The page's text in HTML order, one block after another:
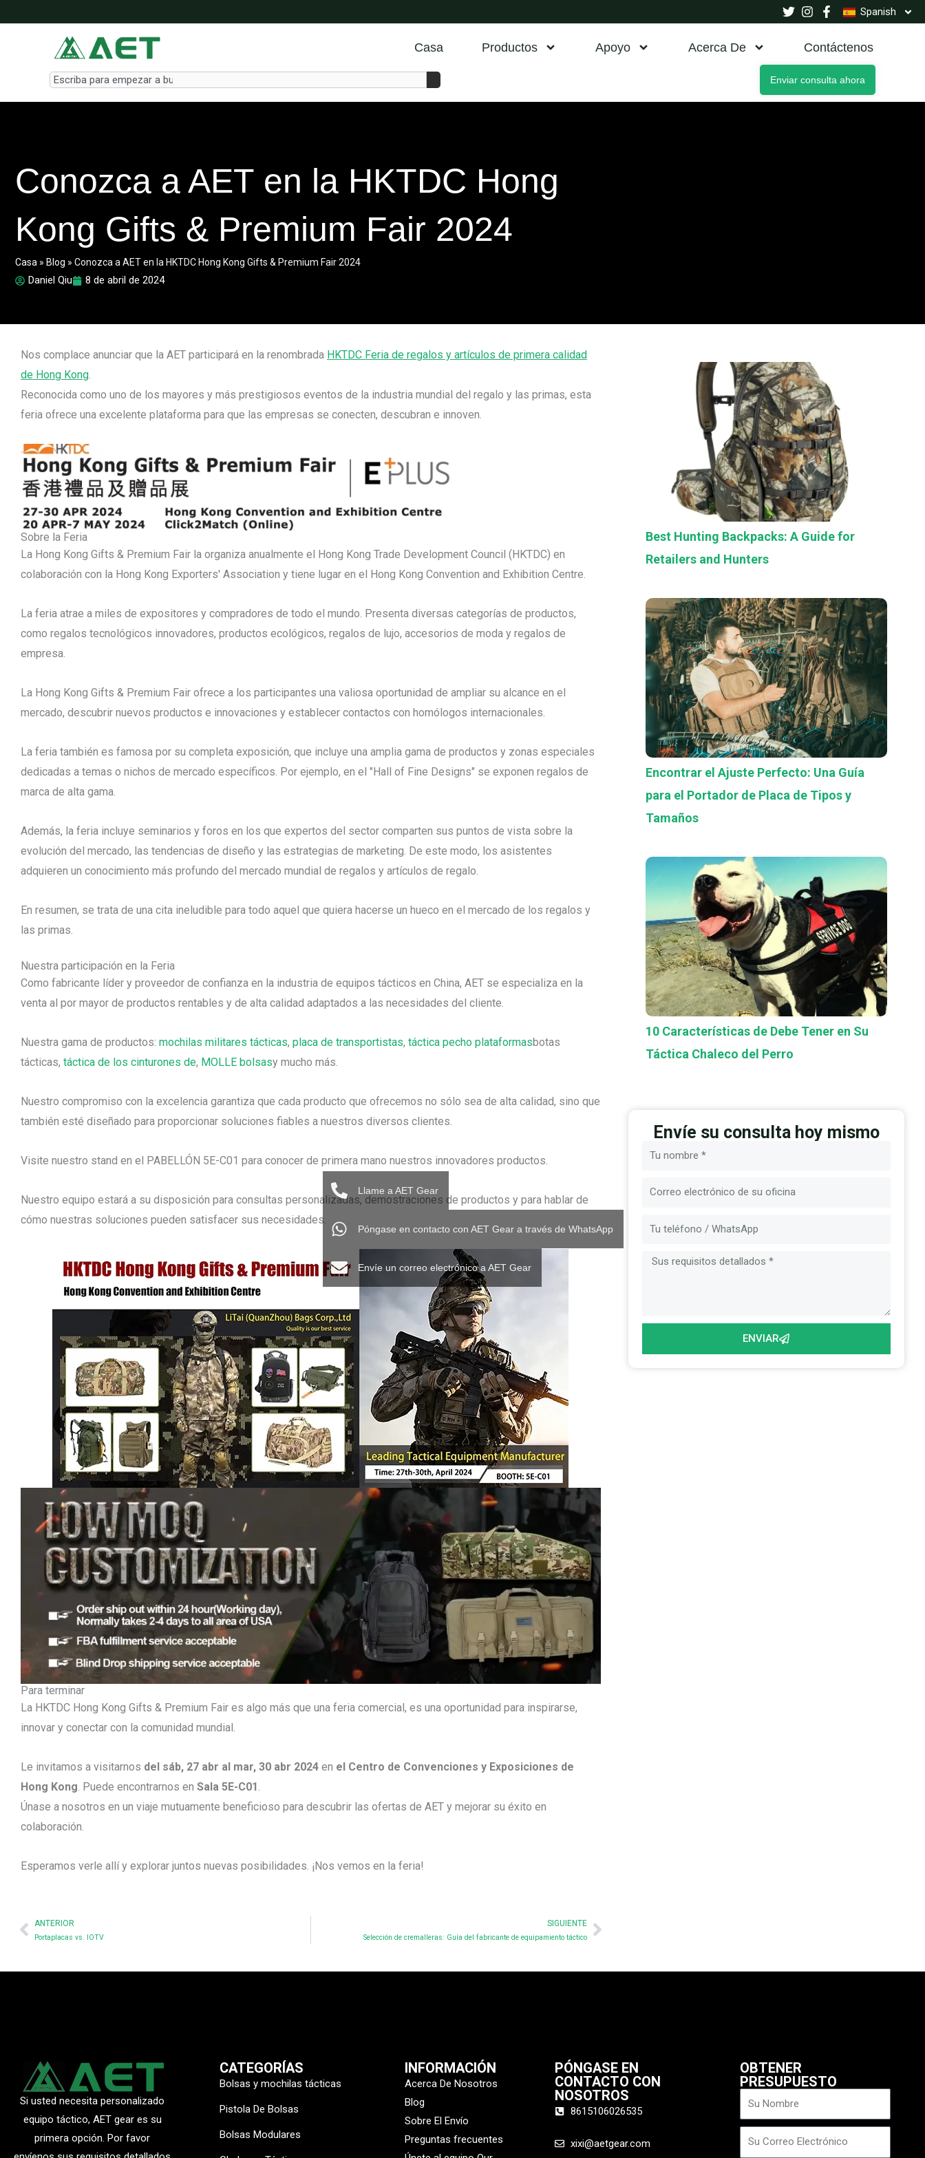
al
Spanish
Casa Productos Apoyo Acerca De Contáctenos
Search Enviar consulta ahora
Conozca a AET en la HKTDC Hong
Kong Gifts & Premium Fair 2024
Casa » Blog » Conozca a AET en la HKTDC Hong Kong Gifts & Premium Fair 2024
Daniel Qiu 8 de abril de 2024
Nos complace anunciar que la AET participará en la renombrada HKTDC Feria de regalos y artículos de primera calidad
de Hong Kong.
Reconocida como uno de los mayores y más prestigiosos eventos de la industria mundial del regalo y las primas, esta
feria ofrece una excelente plataforma para que las empresas se conecten, descubran e innoven.
Sobre la Feria
La Hong Kong Gifts & Premium Fair la organiza anualmente el Hong Kong Trade Development Council (HKTDC) en
colaboración con la Hong Kong Exporters' Association y tiene lugar en el Hong Kong Convention and Exhibition Centre.
La feria atrae a miles de expositores y compradores de todo el mundo. Presenta diversas categorías de productos,
como regalos tecnológicos innovadores, productos ecológicos, regalos de lujo, accesorios de moda y regalos de
empresa.
La Hong Kong Gifts & Premium Fair ofrece a los participantes una valiosa oportunidad de ampliar su alcance en el
mercado, descubrir nuevos productos e innovaciones y establecer contactos con homólogos internacionales.
La feria también es famosa por su completa exposición, que incluye una amplia gama de productos y zonas especiales
dedicadas a temas o nichos de mercado específicos. Por ejemplo, en el "Hall of Fine Designs" se exponen regalos de
marca de alta gama.
Además, la feria incluye seminarios y foros en los que expertos del sector comparten sus puntos de vista sobre la
evolución del mercado, las tendencias de diseño y las estrategias de marketing. De este modo, los asistentes
adquieren un conocimiento más profundo del mercado mundial de regalos y artículos de regalo.
En resumen, se trata de una cita ineludible para todo aquel que quiera hacerse un hueco en el mercado de los regalos y
las primas.
Nuestra participación en la Feria
Como fabricante líder y proveedor de confianza en la industria de equipos tácticos en China, AET se especializa en la
venta al por mayor de productos rentables y de alta calidad adaptados a las necesidades del cliente.
Nuestra gama de productos: mochilas militares tácticas, placa de transportistas, táctica pecho plataformasbotas
tácticas, táctica de los cinturones de, MOLLE bolsasy mucho más.
Nuestro compromiso con la excelencia garantiza que cada producto que ofrecemos no sólo sea de alta calidad, sino que
también esté diseñado para proporcionar soluciones fiables a nuestros diversos clientes.
Visite nuestro stand en el PABELLÓN 5E-C01 para conocer de primera mano nuestros innovadores productos.
Nuestro equipo estará a su disposición para consultas personalizadas, demostraciones de productos y para hablar de
cómo nuestras soluciones pueden satisfacer sus necesidades.
Para terminar
La HKTDC Hong Kong Gifts & Premium Fair es algo más que una feria comercial, es una oportunidad para inspirarse,
innovar y conectar con la comunidad mundial.
Le invitamos a visitarnos del sáb, 27 abr al mar, 30 abr 2024 en el Centro de Convenciones y Exposiciones de
Hong Kong . Puede encontrarnos en Sala 5E-C01
Únase a nosotros en un viaje mutuamente beneficioso para descubrir las ofertas de AET y mejorar su éxito en
colaboración.
Esperamos verle allí y explorar juntos nuevas posibilidades. ¡Nos vemos en la feria!
Prev
ANTERIOR
Portaplacas vs. IOTV
SIGUIENTE
Selección de cremalleras: Guía del fabricante de equipamiento táctico
Next
Best Hunting Backpacks: A Guide for
Retailers and Hunters
Encontrar el Ajuste Perfecto: Una Guía
para el Portador de Placa de Tipos y
Tamaños
10 Características de Debe Tener en Su
Táctica Chaleco del Perro
Envíe su consulta hoy mismo
Nombre
Correo
Mensaje
ENVIAR
Si usted necesita personalizado
equipo táctico, AET gear es su
primera opción. Por favor
CATEGORÍAS
Bolsas y mochilas tácticas
Pistola De Bolsas
Bolsas Modulares
INFORMACIÓN
Acerca De Nosotros
Blog
Sobre El Envío
Preguntas frecuentes
PÓNGASE EN
CONTACTO CON
NOSOTROS
8615106026535
xixi@aetgear.com
OBTENER
PRESUPUESTO
Nombre
Correo
Llame a AET Gear
Póngase en contacto con AET Gear a través de WhatsApp
Envíe un correo electrónico a AET Gear